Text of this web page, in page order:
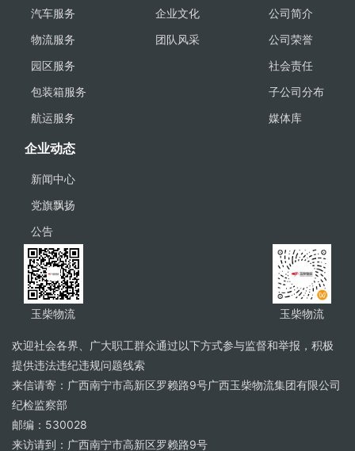
汽车服务
物流服务
园区服务
包装箱服务
航运服务
企业文化
团队风采
公司简介
公司荣誉
社会责任
子公司分布
媒体库
企业动态
新闻中心
党旗飘扬
公告
玉柴物流 玉柴物流
欢迎社会各界、广大职工群众通过以下方式参与监督和举报，积极
提供违法违纪违规问题线索
来信请寄：广西南宁市高新区罗赖路9号广西玉柴物流集团有限公司
纪检监察部
邮编：530028
来访请到：广西南宁市高新区罗赖路9号